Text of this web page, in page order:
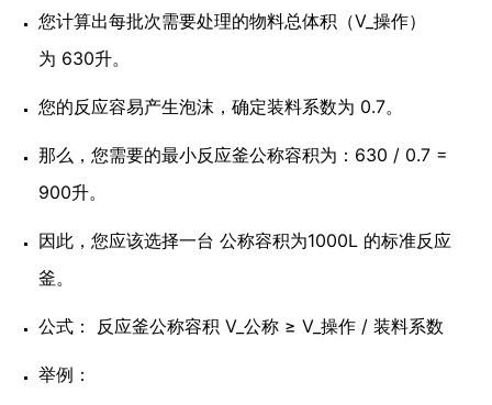
您计算出每批次需要处理的物料总体积（V_操作）
为 630升。
您的反应容易产生泡沫，确定装料系数为 0.7。
那么，您需要的最小反应釜公称容积为：630 / 0.7 =
900升。
因此，您应该选择一台 公称容积为1000L 的标准反应
釜。
公式： 反应釜公称容积 V_公称 ≥ V_操作 / 装料系数
举例：